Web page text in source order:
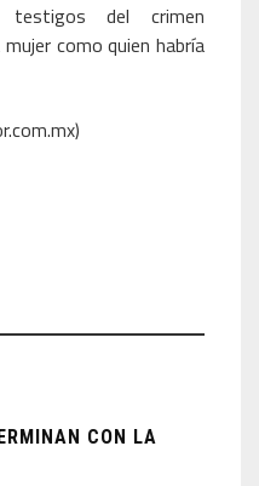
testigos del crimen
como quien habría
CON LA